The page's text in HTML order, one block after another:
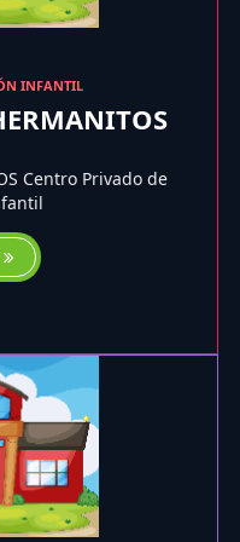
INFANTIL
Centro Privado de